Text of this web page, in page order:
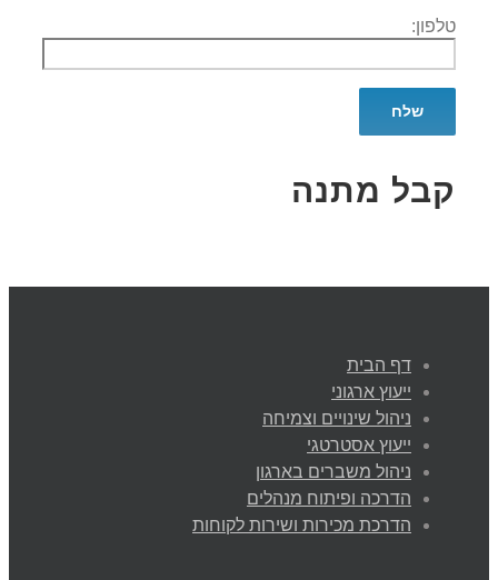
טלפון:
קבל מתנה
דף הבית
ייעוץ ארגוני
ניהול שינויים וצמיחה
ייעוץ אסטרטגי
ניהול משברים בארגון
הדרכה ופיתוח מנהלים
הדרכת מכירות ושירות לקוחות